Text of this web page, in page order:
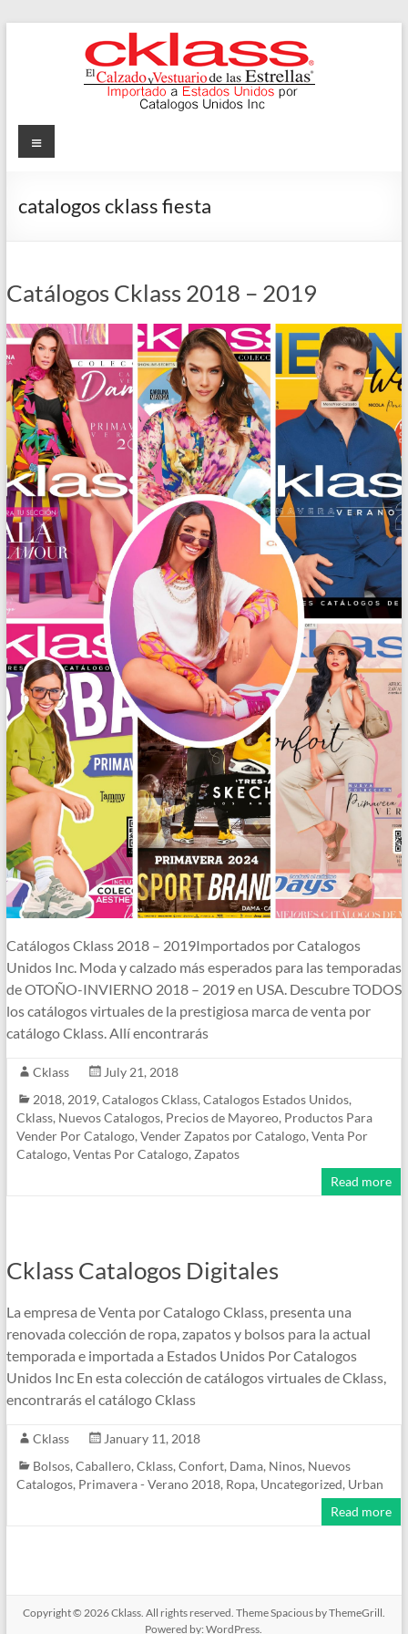
Cklass
y
Estrellas
Menu
catalogos cklass fiesta
Catálogos Cklass 2018 – 2019
Catálogos Cklass 2018 – 2019Importados por Catalogos
Unidos Inc. Moda y calzado más esperados para las temporadas
de OTOÑO-INVIERNO 2018 – 2019 en USA. Descubre TODOS
los catálogos virtuales de la prestigiosa marca de venta por
catálogo Cklass. Allí encontrarás
Cklass
July 21, 2018
2018, 2019, Catalogos Cklass, Catalogos Estados Unidos,
Cklass, Nuevos Catalogos, Precios de Mayoreo, Productos Para
Vender Por Catalogo, Vender Zapatos por Catalogo, Venta Por
Catalogo, Ventas Por Catalogo, Zapatos
Read more
Cklass Catalogos Digitales
La empresa de Venta por Catalogo Cklass, presenta una
renovada colección de ropa, zapatos y bolsos para la actual
temporada e importada a Estados Unidos Por Catalogos
Unidos Inc En esta colección de catálogos virtuales de Cklass,
encontrarás el catálogo Cklass
Cklass
January 11, 2018
Bolsos, Caballero, Cklass, Confort, Dama, Ninos, Nuevos
Catalogos, Primavera - Verano 2018, Ropa, Uncategorized, Urban
Read more
Copyright © 2026Cklass. All rights reserved. ThemeSpaciousby ThemeGrill.
Powered by:WordPress